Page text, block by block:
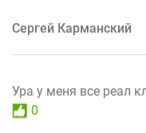
Сергей Карманский
Ура у меня все реал
0